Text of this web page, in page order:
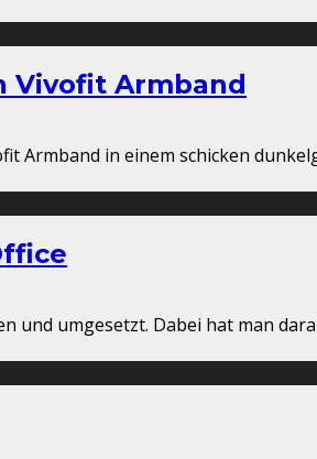
Vivofit Armband
Armband in einem schicken
und umgesetzt. Dabei hat man